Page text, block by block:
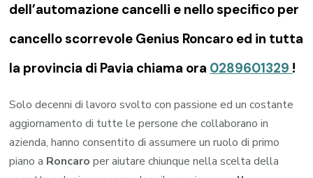
dell’automazione cancelli e nello specifico per
cancello scorrevole Genius Roncaro ed in tutta
la provincia di Pavia chiama ora 0289601329 !
Solo decenni di lavoro svolto con passione ed un costante
aggiornamento di tutte le persone che collaborano in
azienda, hanno consentito di assumere un ruolo di primo
piano a Roncaro per aiutare chiunque nella scelta della